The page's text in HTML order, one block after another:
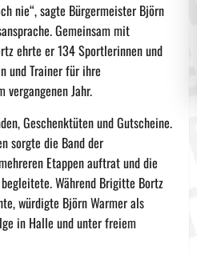
nie“, sagte Bürgermeister Björn
Gemeinsam mit
ehrte er 134 Sportlerinnen und
und Trainer für ihre
vergangenen Jahr.
Geschenktüten und Gutscheine.
sorgte die Band der
Etappen auftrat und die
Während Brigitte Bortz
würdigte Björn Warmer als
in Halle und unter freiem